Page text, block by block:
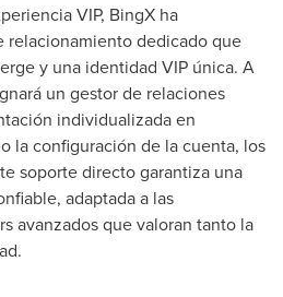
VIP, BingX ha
relacionamiento dedicado que
y una identidad VIP única. A
un gestor de relaciones
individualizada en
la configuración de la cuenta, los
soporte directo garantiza una
adaptada a las
avanzados que valoran tanto la